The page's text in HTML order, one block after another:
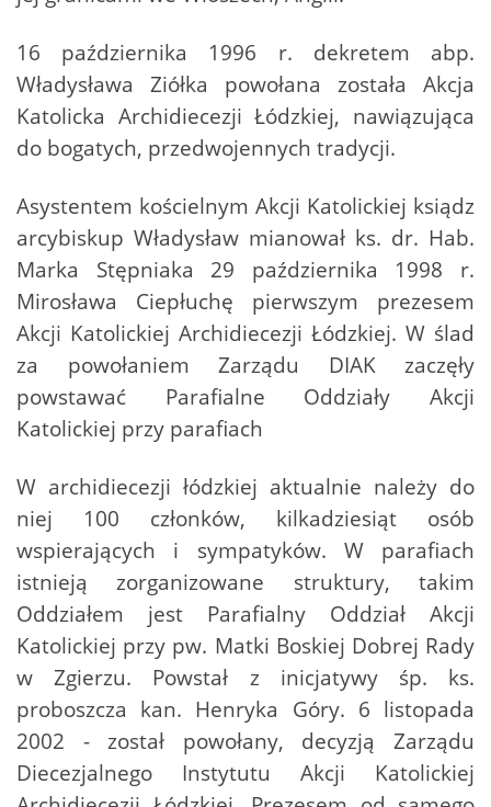
16 października 1996 r. dekretem abp.
Władysława Ziółka powołana została Akcja
Katolicka Archidiecezji Łódzkiej, nawiązująca
do bogatych, przedwojennych tradycji.
Asystentem kościelnym Akcji Katolickiej ksiądz
arcybiskup Władysław mianował ks. dr. Hab.
Marka Stępniaka 29 października 1998 r.
Mirosława Ciepłuchę pierwszym prezesem
Akcji Katolickiej Archidiecezji Łódzkiej. W ślad
za powołaniem Zarządu DIAK zaczęły
powstawać Parafialne Oddziały Akcji
Katolickiej przy parafiach
W archidiecezji łódzkiej aktualnie należy do
niej 100 członków, kilkadziesiąt osób
wspierających i sympatyków. W parafiach
istnieją zorganizowane struktury, takim
Oddziałem jest Parafialny Oddział Akcji
Katolickiej przy pw. Matki Boskiej Dobrej Rady
w Zgierzu. Powstał z inicjatywy śp. ks.
proboszcza kan. Henryka Góry. 6 listopada
2002 - został powołany, decyzją Zarządu
Diecezjalnego Instytutu Akcji Katolickiej